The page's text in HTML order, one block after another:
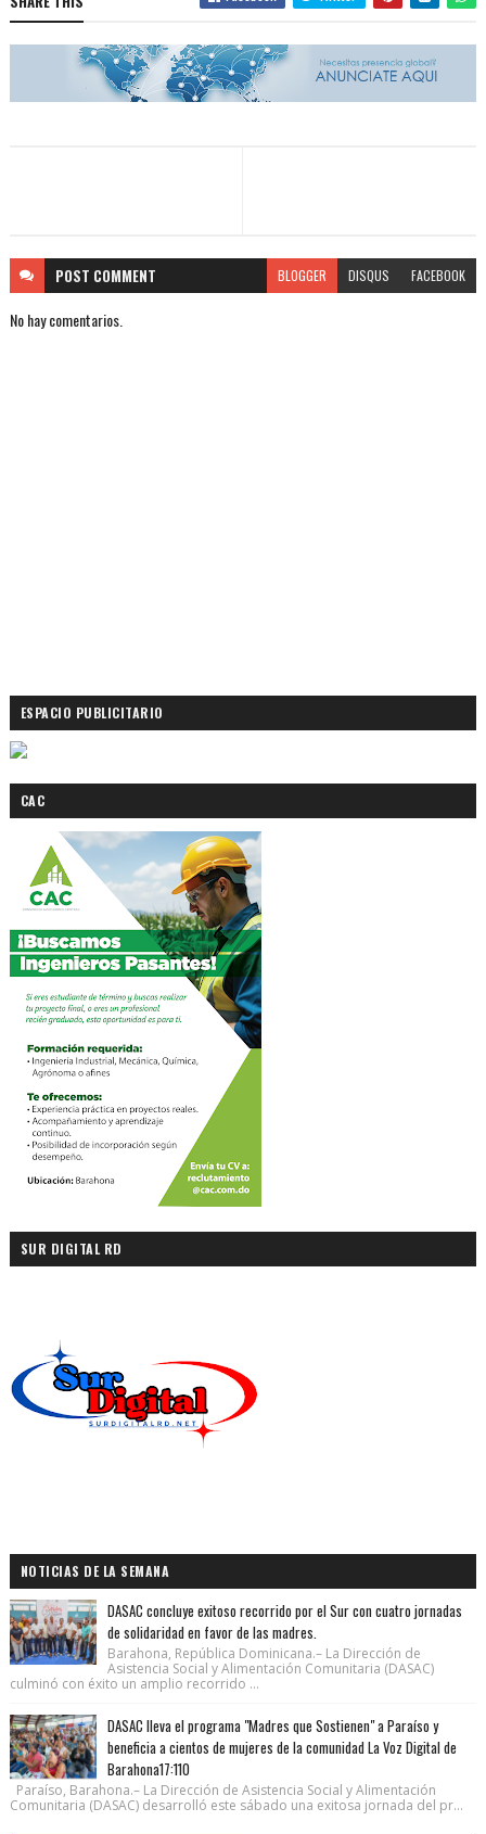
POST COMMENT BLOGGER DISQUS FACEBOOK
No hay comentarios.
ESPACIO PUBLICITARIO
CAC
SUR DIGITAL RD
NOTICIAS DE LA SEMANA
DASAC concluye exitoso recorrido por el Sur con cuatro jornadas
de solidaridad en favor de las madres.
Barahona, República Dominicana.– La Dirección de
Asistencia Social y Alimentación Comunitaria (DASAC)
culminó con éxito un amplio recorrido ...
DASAC lleva el programa "Madres que Sostienen" a Paraíso y
beneficia a cientos de mujeres de la comunidad La Voz Digital de
Barahona17:110
Paraíso, Barahona.– La Dirección de Asistencia Social y Alimentación
Comunitaria (DASAC) desarrolló este sábado una exitosa jornada del pr...